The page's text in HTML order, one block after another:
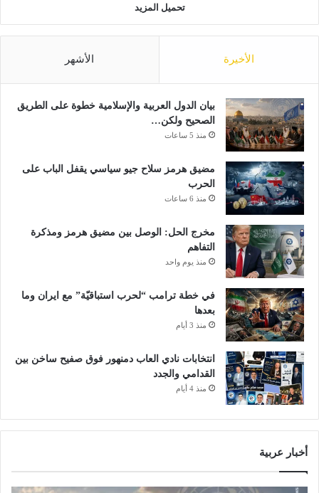
تحميل المزيد
الأخيرة الأشهر
بيان الدول العربية والإسلامية خطوة على الطريق
الصحيح ولكن…
منذ 5 ساعات
مضيق هرمز سلاح جيو سياسي يقفل الباب على
الحرب
منذ 6 ساعات
مخرج الحل: الوصل بين مضيق هرمز ومذكرة
التفاهم
منذ يوم واحد
في خطة ترامب “لحرب استباقيّة” مع ايران وما
بعدها
منذ 3 أيام
انتخابات نادي العاب دمنهور فوق صفيح ساخن بين
القدامي والجدد
منذ 4 أيام
أخبار عربية